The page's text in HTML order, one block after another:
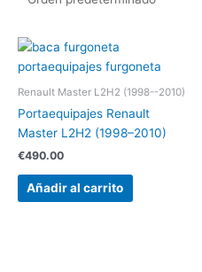
Renault Master L2H2 (1998--2010)
Portaequipajes Renault
Master L2H2 (1998–2010)
€490.00
Añadir al carrito